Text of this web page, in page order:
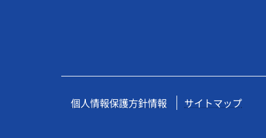
個人情報保護方針情報 サイトマップ